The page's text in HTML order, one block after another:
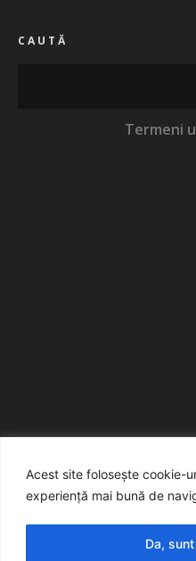
Acest site folosește cookie-
experiență mai bună de
Da,
CAUTĂ
Termeni